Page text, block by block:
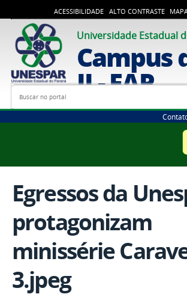
ACESSIBILIDADE ALTO CONTRASTE
Universidade Estadual
Campus
II - FAP
Busca
Egressos da
protagonizam
minissérie
3.jpeg